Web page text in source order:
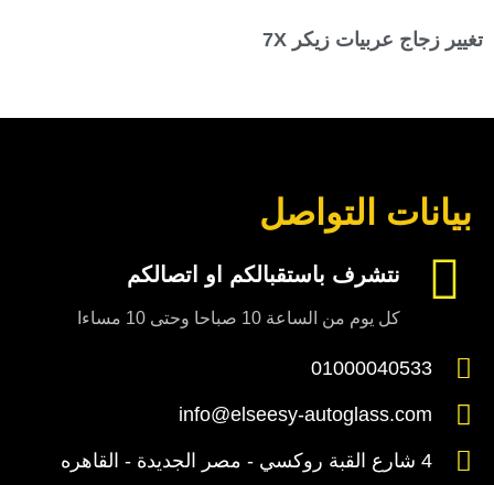
تغيير زجاج عربيات زيكر 7X
بيانات التواصل
نتشرف باستقبالكم او اتصالكم
كل يوم من الساعة 10 صباحا وحتى 10 مساءا
01000040533
info@elseesy-autoglass.com
4 شارع القبة روكسي - مصر الجديدة - القاهره